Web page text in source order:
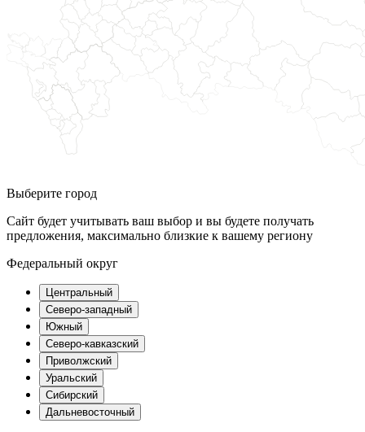
Выберите город
Сайт будет учитывать ваш выбор и вы будете получать
предложения, максимально близкие к вашему региону
Федеральный округ
Центральный
Северо-западный
Южный
Северо-кавказский
Приволжский
Уральский
Сибирский
Дальневосточный